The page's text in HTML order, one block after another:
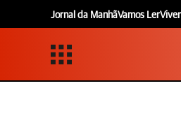
Jornal da ManhãVamos Ler